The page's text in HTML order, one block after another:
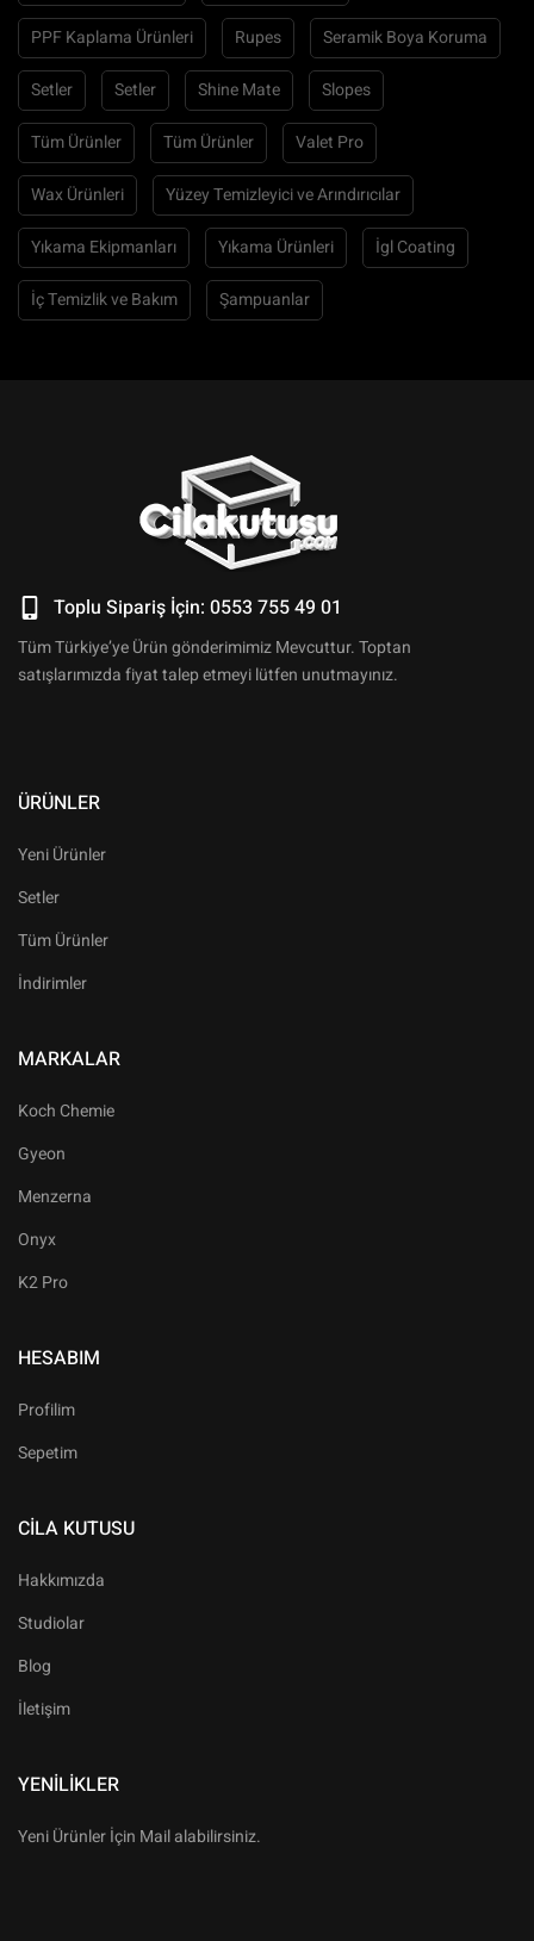
PPF Kaplama Ürünleri Rupes Seramik Boya Koruma
Setler Setler Shine Mate Slopes
Tüm Ürünler Tüm Ürünler Valet Pro
Wax Ürünleri Yüzey Temizleyici ve Arındırıcılar
Yıkama Ekipmanları Yıkama Ürünleri İgl Coating
İç Temizlik ve Bakım Şampuanlar
Toplu Sipariş İçin: 0553 755 49 01
Tüm Türkiye’ye Ürün gönderimimiz Mevcuttur. Toptan
satışlarımızda fiyat talep etmeyi lütfen unutmayınız.
ÜRÜNLER
Yeni Ürünler
Setler
Tüm Ürünler
İndirimler
MARKALAR
Koch Chemie
Gyeon
Menzerna
Onyx
K2 Pro
HESABIM
Profilim
Sepetim
CILA KUTUSU
Hakkımızda
Studiolar
Blog
İletişim
YENILIKLER
Yeni Ürünler İçin Mail alabilirsiniz.